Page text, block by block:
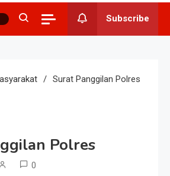
Subscribe
Surat Panggilan Polres
Polres
0